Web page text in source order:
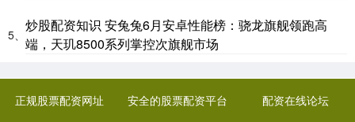
5、
炒股配资知识 安兔兔6月安卓性能榜：骁龙旗舰领跑高
端，天玑8500系列掌控次旗舰市场
正规股票配资网址 安全的股票配资平台 配资在线论坛